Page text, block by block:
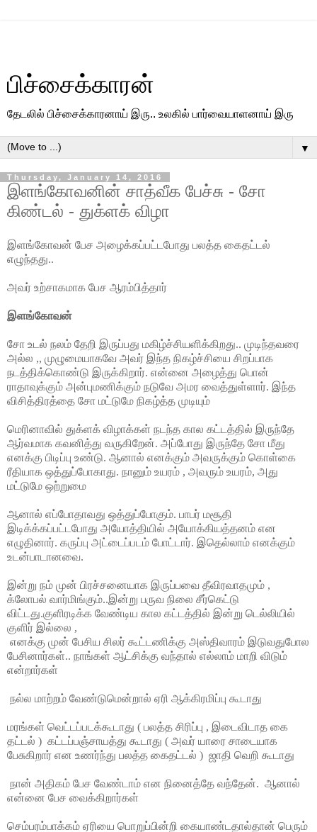
பிச்சைக்காரன்
தேடலில் பிச்சைக்காரனாய் இரு.. உலகில் பார்வையாளனாய் இரு
▼
Thursday, January 14, 2016
இளங்கோவனின் சாத்வீக பேச்சு - சோ
கிண்டல் - துக்ளக் விழா
இளங்கோவன் பேச அழைக்கப்பட்டபோது பலத்த கைதட்டல்
எழுந்தது..
அவர் உற்சாகமாக பேச ஆரம்பித்தார்
இளங்கோவன்
சோ உடல் நலம் தேறி இருப்பது மகிழ்ச்சியளிக்கிறது.. முடிந்தவரை
அல்ல ,, முழுமையாகவே அவர் இந்த நிகழ்ச்சியை சிறப்பாக
நடத்திக்கொண்டு இருக்கிறார். என்னை அழைத்து பொன்
ராதாவுக்கும் அன்புமணிக்கும் நடுவே அமர வைத்துள்ளார். இந்த
விசித்திரத்தை சோ மட்டுமே நிகழ்த்த முடியும்
மெரினாவில் துக்ளக் விழாக்கள் நடந்த கால கட்டத்தில் இருந்தே
ஆர்வமாக கவனித்து வருகிறேன். அப்போது இருந்தே சோ மீது
எனக்கு பிடிப்பு உண்டு. ஆனால் எனக்கும் அவருக்கும் கொள்கை
ரீதியாக ஒத்துப்போகாது. நானும் உயரம் , அவரும் உயரம், அது
மட்டுமே ஒற்றுமை
ஆனால் எப்போதாவது ஒத்துப்போகும். பாபர் மசூதி
இடிக்க்கப்பட்டபோது அயோத்தியில் அயோக்கியத்தனம் என
எழுதினார். கருப்பு அட்டைப்படம் போட்டார். இதெல்லாம் எனக்கும்
உடன்பாடானவை.
இன்று நம் முன் பிரச்சனையாக இருப்பவை தீவிரவாதமும் ,
க்லோபல் வார்மிங்கும்..இன்று பருவ நிலை சீர்கெட்டு
விட்டது.குளிரடிக்க வேண்டிய கால கட்டத்தில் இன்று டெல்லியில்
குளிர் இல்லை ,
எனக்கு முன் பேசிய சிலர் கூட்டணிக்கு அஸ்திவாரம் இடுவதுபோல
பேசினார்கள்.. நாங்கள் ஆட்சிக்கு வந்தால் எல்லாம் மாறி விடும்
என்றார்கள்
நல்ல மாற்றம் வேண்டுமென்றால் ஏரி ஆக்கிரமிப்பு கூடாது
மரங்கள் வெட்டப்படக்கூடாது ( பலத்த சிரிப்பு , இடைவிடாத கை
தட்டல் ) கட்டப்பஞ்சாயத்து கூடாது ( அவர் யாரை சாடையாக
பேசுகிறார் என உணர்ந்து பலத்த கைதட்டல் ) ஜாதி வெறி கூடாது
நான் அதிகம் பேச வேண்டாம் என நினைத்தே வந்தேன். ஆனால்
என்னை பேச வைக்கிறார்கள்
செம்பரம்பாக்கம் ஏரியை பொறுப்பின்றி கையாண்டதால்தான் பெரும்